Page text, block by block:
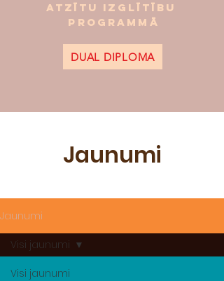
atzītu izglītību
programmā
DUAL DIPLOMA
Jaunumi
Jaunumi
Visi jaunumi
Visi jaunumi